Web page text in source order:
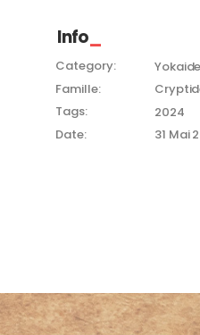
Info
Category:
Famille:
Tags:
2024
Date:
31 Mai